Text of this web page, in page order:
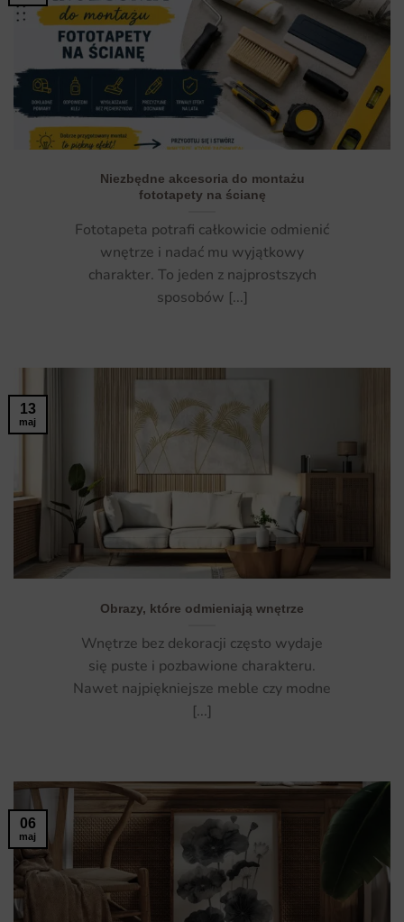
Niezbędne akcesoria do montażu
fototapety na ścianę
Fototapeta potrafi całkowicie odmienić
wnętrze i nadać mu wyjątkowy
charakter. To jeden z najprostszych
sposobów [...]
Obrazy, które odmieniają wnętrze
Wnętrze bez dekoracji często wydaje
się puste i pozbawione charakteru.
Nawet najpiękniejsze meble czy modne
[...]
13
maj
06
maj